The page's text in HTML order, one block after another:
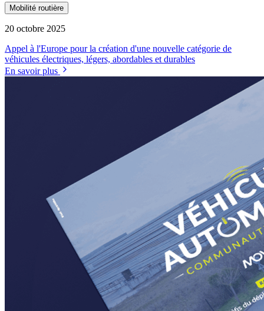
Mobilité routière
20 octobre 2025
Appel à l'Europe pour la création d'une nouvelle catégorie de
véhicules électriques, légers, abordables et durables
En savoir plus